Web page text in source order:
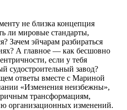
не близка концепция
ли мировые стандарты,
Зачем эйчарам разбираться
А главное — как бесшовно
если у тебя
судостроительный завод?
ответы вместе с Мариной
«Изменения неизбежны»,
трансформациям,
организационных изменений.